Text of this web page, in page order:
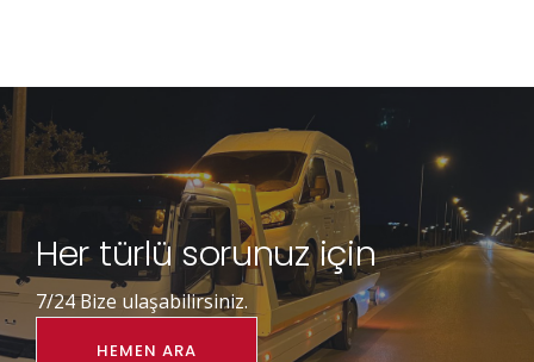
Her türlü sorunuz için
7/24 Bize ulaşabilirsiniz.
HEMEN ARA